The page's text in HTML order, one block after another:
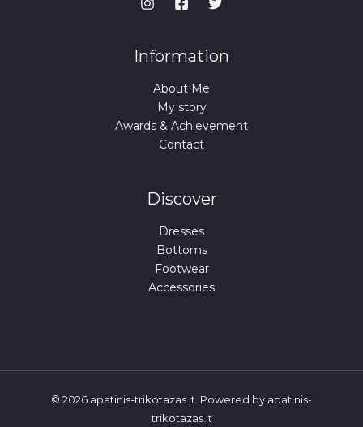
Information
About Me
My story
Awards & Achievement
Contact
Discover
Dresses
Bottoms
Footwear
Accessories
© 2026 apatinis-trikotazas.lt. Powered by apatinis-
trikotazas.lt